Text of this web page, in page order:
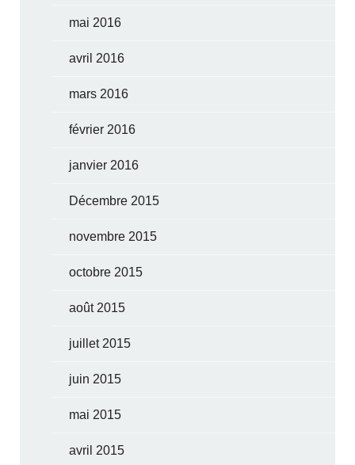
mai 2016
avril 2016
mars 2016
février 2016
janvier 2016
Décembre 2015
novembre 2015
octobre 2015
août 2015
juillet 2015
juin 2015
mai 2015
avril 2015